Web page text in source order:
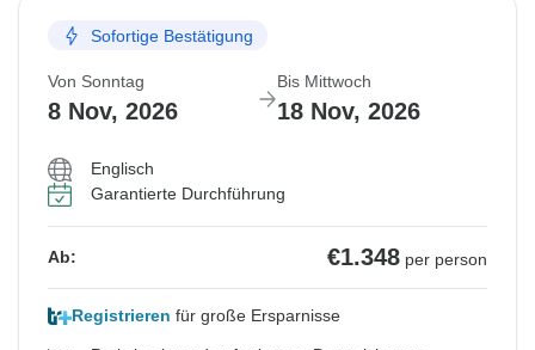
Sofortige Bestätigung
Von Sonntag
8 Nov, 2026
Bis Mittwoch
18 Nov, 2026
Englisch
Garantierte Durchführung
Ab: €1.348 per person
Registrieren für große Ersparnisse